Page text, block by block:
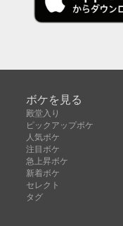
ボケを見る
殿堂入り
ピックアップボケ
人気ボケ
注目ボケ
急上昇ボケ
新着ボケ
セレクト
タグ